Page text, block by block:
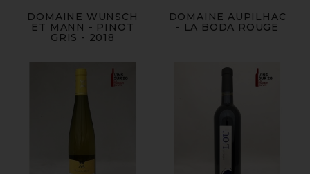
DOMAINE WUNSCH
ET MANN - PINOT
GRIS - 2018
DOMAINE AUPILHAC
- LA BODA ROUGE